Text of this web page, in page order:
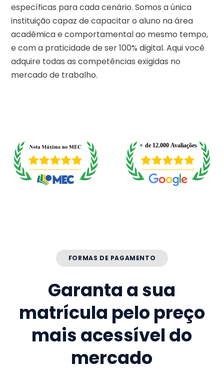
específicas para cada cenário. Somos a única
instituição capaz de capacitar o aluno na área
acadêmica e comportamental ao mesmo tempo,
e com a praticidade de ser 100% digital. Aqui você
adquire todas as competências exigidas no
mercado de trabalho.
FORMAS DE PAGAMENTO
Garanta a sua
matrícula pelo preço
mais acessível do
mercado